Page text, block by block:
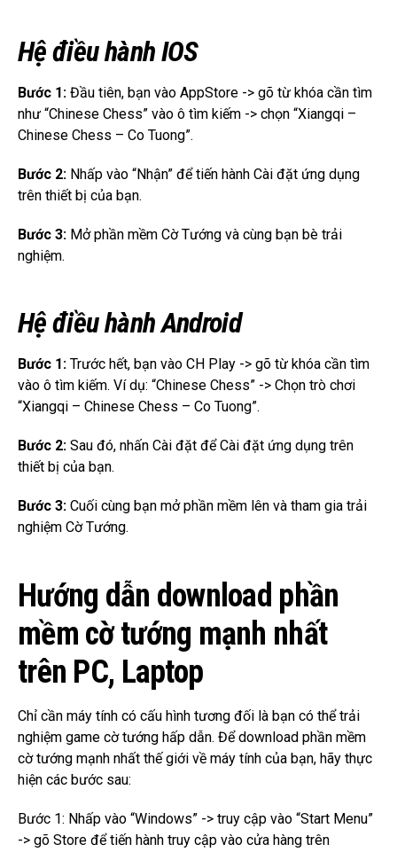
Hệ điều hành IOS
Bước 1: Đầu tiên, bạn vào AppStore -> gõ từ khóa cần tìm
như “Chinese Chess” vào ô tìm kiếm -> chọn “Xiangqi –
Chinese Chess – Co Tuong”.
Bước 2: Nhấp vào “Nhận” để tiến hành Cài đặt ứng dụng
trên thiết bị của bạn.
Bước 3: Mở phần mềm Cờ Tướng và cùng bạn bè trải
nghiệm.
Hệ điều hành Android
Bước 1: Trước hết, bạn vào CH Play -> gõ từ khóa cần tìm
vào ô tìm kiếm. Ví dụ: “Chinese Chess” -> Chọn trò chơi
“Xiangqi – Chinese Chess – Co Tuong”.
Bước 2: Sau đó, nhấn Cài đặt để Cài đặt ứng dụng trên
thiết bị của bạn.
Bước 3: Cuối cùng bạn mở phần mềm lên và tham gia trải
nghiệm Cờ Tướng.
Hướng dẫn download phần
mềm cờ tướng mạnh nhất
trên PC, Laptop
Chỉ cần máy tính có cấu hình tương đối là bạn có thể trải
nghiệm game cờ tướng hấp dẫn. Để download phần mềm
cờ tướng mạnh nhất thế giới về máy tính của bạn, hãy thực
hiện các bước sau:
Bước 1: Nhấp vào “Windows” -> truy cập vào “Start Menu”
-> gõ Store để tiến hành truy cập vào cửa hàng trên